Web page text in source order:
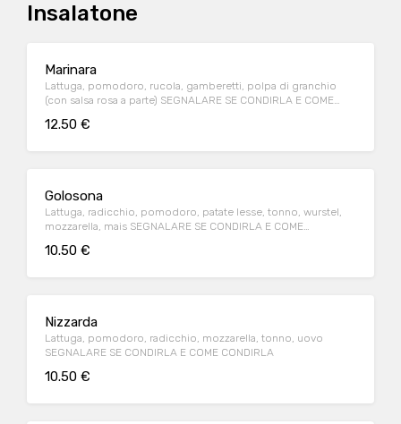
Insalatone
Marinara
Lattuga, pomodoro, rucola, gamberetti, polpa di granchio
(con salsa rosa a parte) SEGNALARE SE CONDIRLA E COME
12.50 €
Golosona
Lattuga, radicchio, pomodoro, patate lesse, tonno, wurstel,
mozzarella, mais SEGNALARE SE CONDIRLA E COME
10.50 €
Nizzarda
Lattuga, pomodoro, radicchio, mozzarella, tonno, uovo
SEGNALARE SE CONDIRLA E COME CONDIRLA
10.50 €